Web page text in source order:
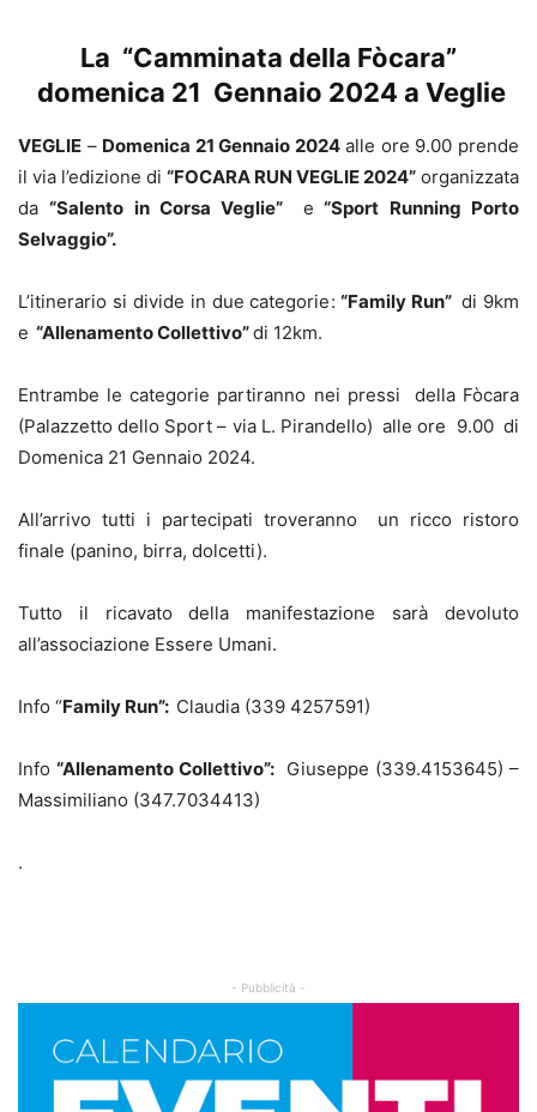
La “Camminata della Fòcara”
domenica 21 Gennaio 2024 a Veglie
VEGLIE – Domenica 21 Gennaio 2024alle ore 9.00 prende
il via l’edizione di “FOCARA RUN VEGLIE 2024” organizzata
da“Salento in Corsa Veglie”e “Sport Running Porto
Selvaggio”.
L’itinerario si divide in due categorie:“Family Run”di 9km
e “Allenamento Collettivo”di 12km.
Entrambe le categorie partiranno nei pressi della Fòcara
(Palazzetto dello Sport – via L. Pirandello) alle ore 9.00 di
Domenica 21 Gennaio 2024.
All’arrivo tutti i partecipati troveranno un ricco ristoro
finale (panino, birra, dolcetti).
Tutto il ricavato della manifestazione sarà devoluto
all’associazione Essere Umani.
Info “Family Run”: Claudia (339 4257591)
Info “Allenamento Collettivo”: Giuseppe (339.4153645) –
Massimiliano (347.7034413)
.
- Pubblicità -